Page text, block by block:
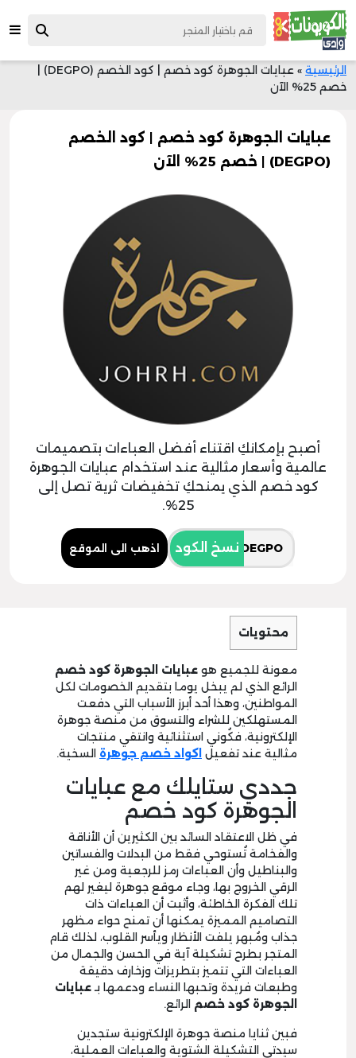
الرئيسية »
عبايات الجوهرة كود خصم | كود الخصم (DEGPO) |
خصم 25% الآن
عبايات الجوهرة كود خصم | كود الخصم
(DEGPO) | خصم 25% الآن
أصبح بإمكانكِ اقتناء أفضل العباءات بتصميمات
عالمية وأسعار مثالية عند استخدام عبايات الجوهرة
كود خصم الذي يمنحكِ تخفيضات ثرية تصل إلى
25%.
نسخ الكود اذهب الى الموقع
محتويات
معونة للجميع هو عبايات الجوهرة كود خصم
الرائع الذي لم يبخل يوما بتقديم الخصومات لكل
المواطنين، وهذا أحد أبرز الأسباب التي دفعت
المستهلكين للشراء والتسوق من منصة جوهرة
الإلكترونية، فكُوني استثنائية وانتقي منتجات
مثالية عند تفعيل اكواد خصم جوهرة السخية.
جددي ستايلك مع عبايات
الجوهرة كود خصم
في ظل الاعتقاد السائد بين الكثيرين أن الأناقة
والفخامة تُستوحي فقط من البدلات والفساتين
والبناطيل وأن العباءات رمز للرجعية ومن غير
الرقي الخروج بها، وجاء موقع جوهرة ليغير لهم
تلك الفكرة الخاطئة، وأثبت أن العباءات ذات
التصاميم المميزة يمكنها أن تمنح حواء مظهر
جذاب ومُبهر يلفت الأنظار ويأسر القلوب، لذلك قام
المتجر بطرح تشكيلة آية في الحسن والجمال من
العباءات التي تتميز بتطريزات وزخارف دقيقة
وطبعات فريدة وتحبها النساء ودعمها بـعبايات
الجوهرة كود خصم الرائع.
فبين ثنايا منصة جوهرة الإلكترونية ستجدين
سيدتي التشكيلة الشتوية والعباءات العملية،